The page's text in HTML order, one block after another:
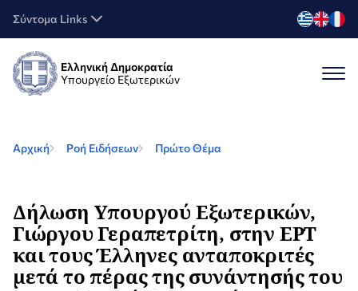
Σύντομα Links
Ελληνική Δημοκρατία
Υπουργείο Εξωτερικών
Αρχική Ροή Ειδήσεων Πρώτο Θέμα
Δήλωση Υπουργού Εξωτερικών,
Γιώργου Γεραπετρίτη, στην ΕΡΤ
και τους Έλληνες ανταποκριτές
μετά το πέρας της συνάντησής του